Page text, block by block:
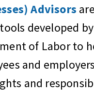
Advisors
developed
of Labor to
and
and